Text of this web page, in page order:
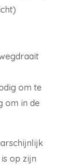
om te
om in de
op zijn